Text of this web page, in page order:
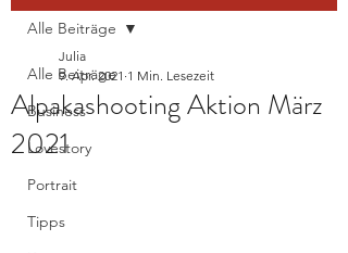
Alle Beiträge
Business
Lovestory
Portrait
Tipps
Alle Beiträge
Alpakashooting Aktion März
2021
Julia
9. Apr. 2021 1 Min. Lesezeit